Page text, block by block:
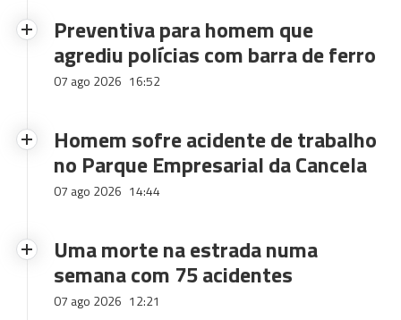
Preventiva para homem que
agrediu polícias com barra de ferro
07 ago 2026 16:52
Homem sofre acidente de trabalho
no Parque Empresarial da Cancela
07 ago 2026 14:44
Uma morte na estrada numa
semana com 75 acidentes
07 ago 2026 12:21